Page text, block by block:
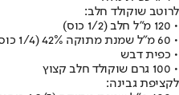
לרוטב שוקולד חלב:
• 120 מ"ל חלב (1/2 כוס)
• 60 מ"ל שמנת מתוקה 42% (1/4 כוס)
• כפית דבש
• 100 גרם שוקולד חלב קצוץ
לקציפת גבינה: